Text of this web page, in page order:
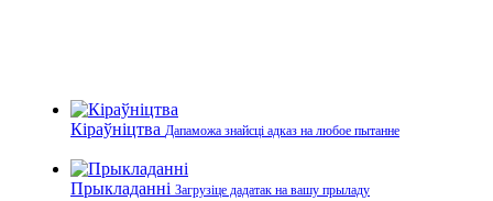
Кіраўніцтва Дапаможа знайсці адказ на любое пытанне
Прыкладанні Загрузіце дадатак на вашу прыладу